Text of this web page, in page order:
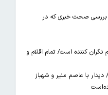
/ بررسی صحت خبری که در
کننده است/ تمام اقلام و
با عاصم منیر و شهباز